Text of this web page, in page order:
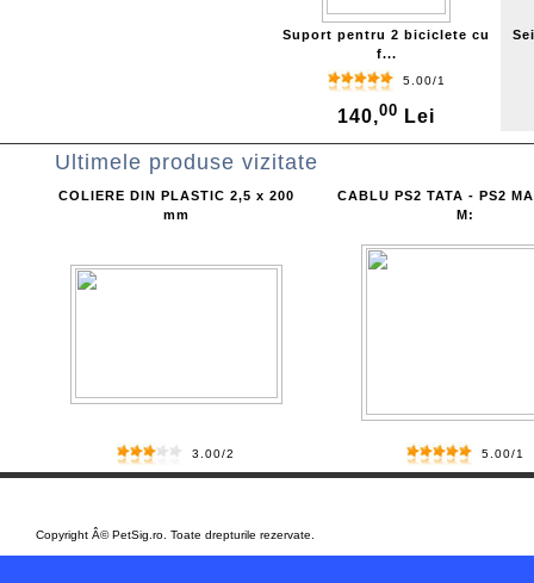
Suport pentru 2 biciclete cu
f...
5.00/1
140,00 Lei
Ultimele produse vizitate
COLIERE DIN PLASTIC 2,5 x 200
mm
3.00/2
CABLU PS2 TATA - PS2
M:
5.00/1
Copyright Â© PetSig.ro. Toate drepturile rezervate.